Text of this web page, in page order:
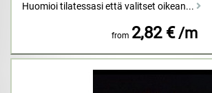
Huomioi tilatessasi että valitset oikean...
from 2,82 € /m